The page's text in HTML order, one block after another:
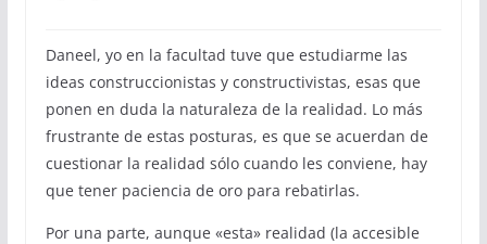
Daneel, yo en la facultad tuve que estudiarme las
ideas construccionistas y constructivistas, esas que
ponen en duda la naturaleza de la realidad. Lo más
frustrante de estas posturas, es que se acuerdan de
cuestionar la realidad sólo cuando les conviene, hay
que tener paciencia de oro para rebatirlas.
Por una parte, aunque «esta» realidad (la accesible